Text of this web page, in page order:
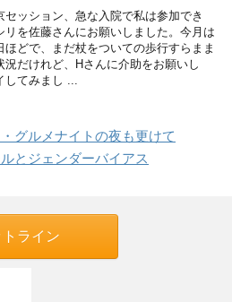
セッション、急な入院で私は参加でき
リを佐藤さんにお願いしました。今月は
ほどで、まだ杖をついての歩行すらまま
況だけれど、Hさんに介助をお願いし
してみまし ...
グルメナイトの夜も更けて
とジェンダーバイアス
トライン